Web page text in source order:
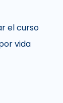
el curso
vida